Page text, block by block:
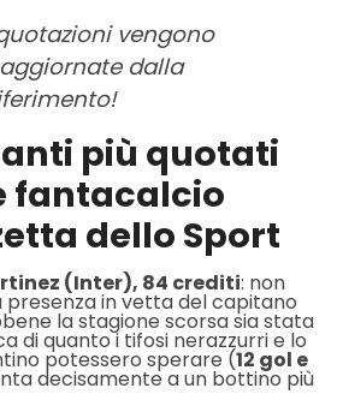
vengono
dalla
più quotati
fantacalcio
dello Sport
(Inter), 84 crediti: non
presenza in vetta del capitano
la stagione scorsa sia stata
di quanto i tifosi nerazzurri e lo
potessero sperare (12 gol e
decisamente a un bottino più